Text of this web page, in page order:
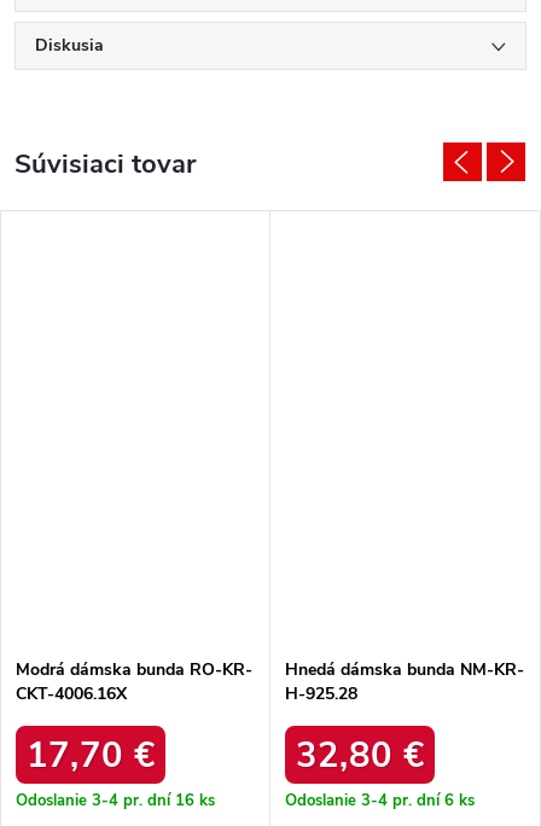
Diskusia
Súvisiaci tovar
Modrá dámska bunda RO-KR-
CKT-4006.16X
17,70 €
Odoslanie 3-4 pr. dní 16 ks
Hnedá dámska bunda NM-KR-
H-925.28
32,80 €
Odoslanie 3-4 pr. dní6 ks